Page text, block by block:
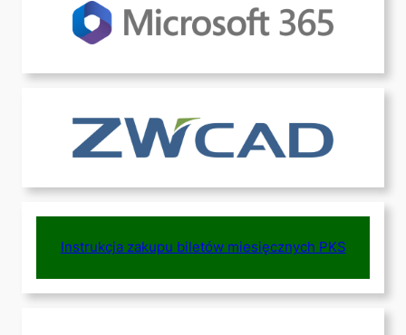
Instrukcja zakupu biletów miesięcznych PKS